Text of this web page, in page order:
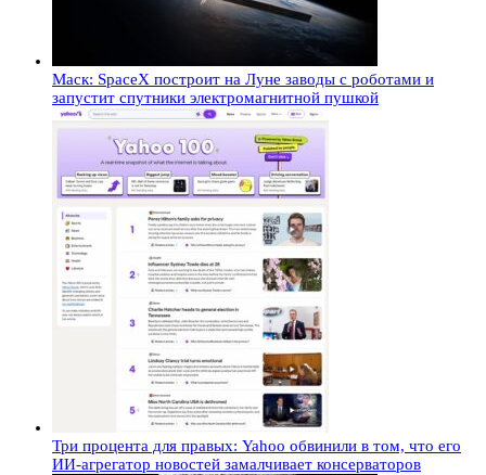
Маск: SpaceX построит на Луне заводы с роботами и
запустит спутники электромагнитной пушкой
Три процента для правых: Yahoo обвинили в том, что его
ИИ-агрегатор новостей замалчивает консерваторов